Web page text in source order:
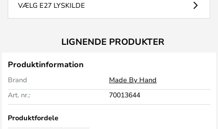
VÆLG E27 LYSKILDE
LIGNENDE PRODUKTER
Produktinformation
Brand
Made By Hand
Art. nr.:
70013644
Produktfordele